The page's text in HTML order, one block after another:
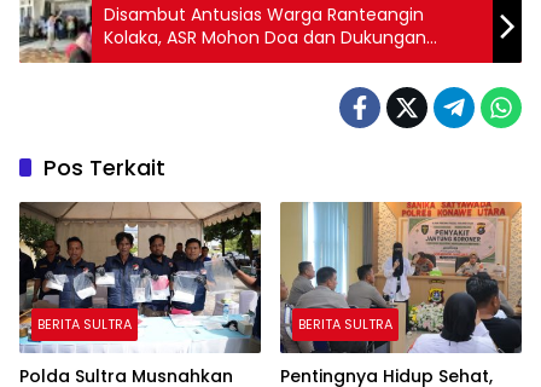
Disambut Antusias Warga Ranteangin
Kolaka, ASR Mohon Doa dan Dukungan
Warga
Pos Terkait
BERITA SULTRA
Polda Sultra Musnahkan
BERITA SULTRA
Pentingnya Hidup Sehat,